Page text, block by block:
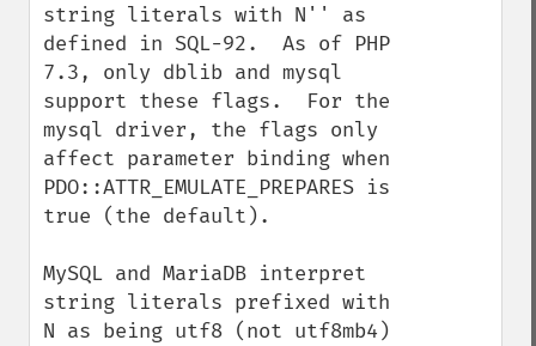
string literals with N'' as
defined in SQL-92.  As of PHP
7.3, only dblib and mysql
support these flags.  For the
mysql driver, the flags only
affect parameter binding when
PDO::ATTR_EMULATE_PREPARES is
true (the default).
MySQL and MariaDB interpret
string literals prefixed with
N as being utf8 (not utf8mb4)